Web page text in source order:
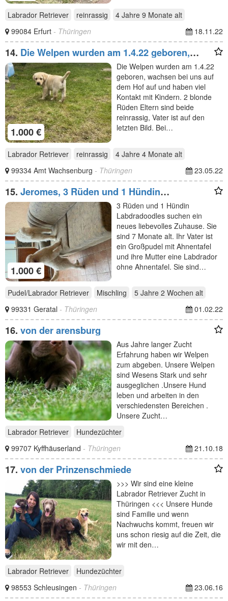
Labrador Retriever reinrassig 4 Jahre 9 Monate alt
99084 Erfurt - Thüringen 18.11.22
14. Die Welpen wurden am 1.4.22 geboren,
wachsen bei uns
1.000 €
Die Welpen wurden am 1.4.22
geboren, wachsen bei uns auf
dem Hof auf und haben viel
Kontakt mit Kindern. 2 blonde
Rüden Eltern sind beide
reinrassig, Vater ist auf den
letzten Bild. Bei…
Labrador Retriever reinrassig 4 Jahre 4 Monate alt
99334 Amt Wachsenburg - Thüringen 23.05.22
15. Jeromes, 3 Rüden und 1 Hündin
Labdradoodles suchen ein
1.000 €
3 Rüden und 1 Hündin
Labdradoodles suchen ein
neues liebevolles Zuhause. Sie
sind 7 Monate alt. Ihr Vater ist
ein Großpudel mit Ahnentafel
und ihre Mutter eine Labdrador
ohne Ahnentafel. Sie sind…
Pudel/Labrador Retriever Mischling 5 Jahre 2 Wochen alt
99331 Geratal - Thüringen 01.02.22
16. von der arensburg
Aus Jahre langer Zucht
Erfahrung haben wir Welpen
zum abgeben. Unsere Welpen
sind Wesens Stark und sehr
ausgeglichen .Unsere Hund
leben und arbeiten in den
verschiedensten Bereichen .
Unsere Zucht…
Labrador Retriever
Hundezüchter
99707 Kyffhäuserland - Thüringen 21.10.18
17. von der Prinzenschmiede
>>> Wir sind eine kleine
Labrador Retriever Zucht in
Thüringen <<< Unsere Hunde
sind Familie und wenn
Nachwuchs kommt, freuen wir
uns schon riesig auf die Zeit, die
wir mit den…
Labrador Retriever
Hundezüchter
98553 Schleusingen - Thüringen 23.06.16